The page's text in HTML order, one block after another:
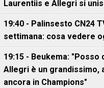
Laurentiis e Allegri si
19:40 - Palinsesto CN24
settimana: cosa vedere
19:15 - Beukema:
Allegri è un grandissimo,
ancora in Champions"